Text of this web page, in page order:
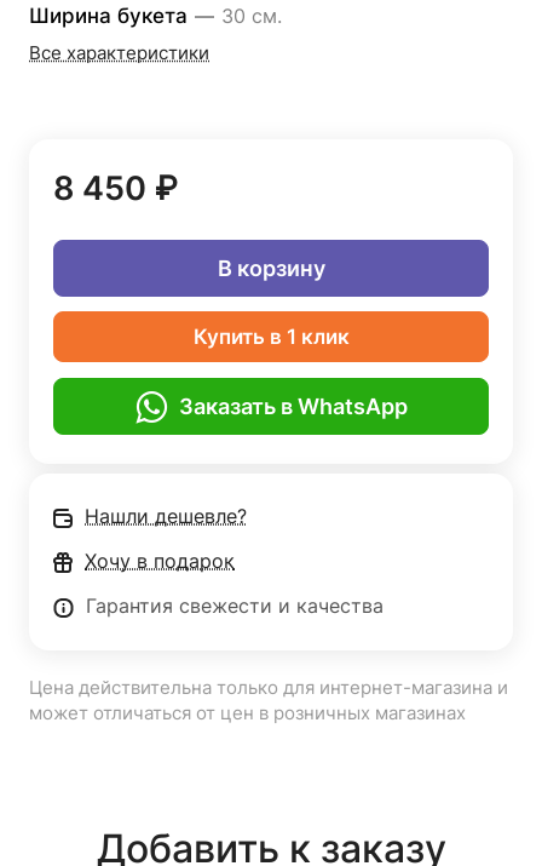
Ширина букета — 30 см.
Все характеристики
8 450 ₽
В корзину
Купить в 1 клик
Заказать в WhatsApp
Нашли дешевле?
Хочу в подарок
Гарантия свежести и качества
Цена действительна только для интернет-магазина и
может отличаться от цен в розничных магазинах
Добавить к заказу